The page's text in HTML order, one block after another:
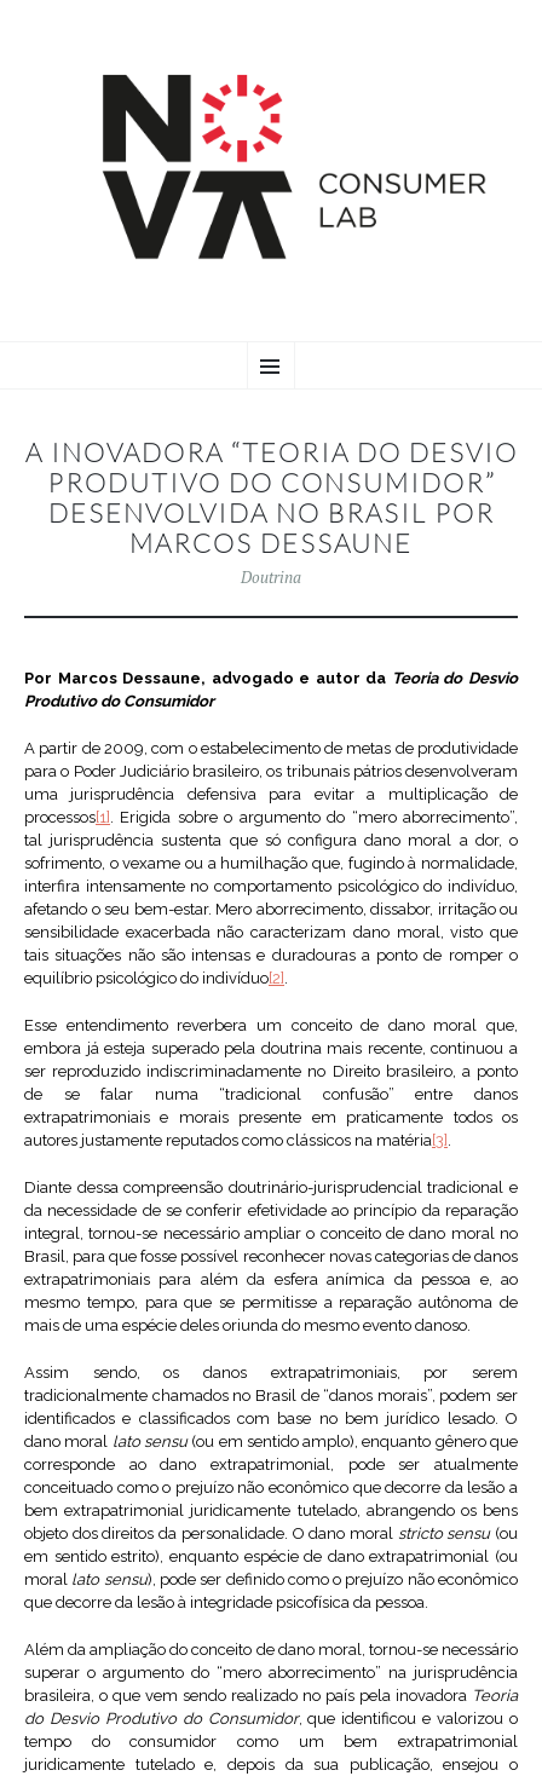
TO
A INOVADORA “TEORIA DO DESVIO
PRODUTIVO DO CONSUMIDOR”
DESENVOLVIDA NO BRASIL POR
MARCOS DESSAUNE
Doutrina
Por Marcos Dessaune, advogado e autor da Teoria do Desvio
Produtivo do Consumidor
A partir de 2009, com o estabelecimento de metas de produtividade
para o Poder Judiciário brasileiro, os tribunais pátrios desenvolveram
uma jurisprudência defensiva para evitar a multiplicação de
processos[1] . Erigida sobre o argumento do “mero aborrecimento”,
tal jurisprudência sustenta que só configura dano moral a dor, o
sofrimento, o vexame ou a humilhação que, fugindo à normalidade,
interfira intensamente no comportamento psicológico do indivíduo,
afetando o seu bem-estar. Mero aborrecimento, dissabor, irritação ou
sensibilidade exacerbada não caracterizam dano moral, visto que
tais situações não são intensas e duradouras a ponto de romper o
equilíbrio psicológico do indivíduo[2] .
Esse entendimento reverbera um conceito de dano moral que,
embora já esteja superado pela doutrina mais recente, continuou a
ser reproduzido indiscriminadamente no Direito brasileiro, a ponto
de se falar numa “tradicional confusão” entre danos
extrapatrimoniais e morais presente em praticamente todos os
autores justamente reputados como clássicos na matéria[3] .
Diante dessa compreensão doutrinário-jurisprudencial tradicional e
da necessidade de se conferir efetividade ao princípio da reparação
integral, tornou-se necessário ampliar o conceito de dano moral no
Brasil, para que fosse possível reconhecer novas categorias de danos
extrapatrimoniais para além da esfera anímica da pessoa e, ao
mesmo tempo, para que se permitisse a reparação autônoma de
mais de uma espécie deles oriunda do mesmo evento danoso.
Assim sendo, os danos extrapatrimoniais, por serem
tradicionalmente chamados no Brasil de “danos morais”, podem ser
identificados e classificados com base no bem jurídico lesado. O
dano moral lato sensu(ou em sentido amplo), enquanto gênero que
corresponde ao dano extrapatrimonial, pode ser atualmente
conceituado como o prejuízo não econômico que decorre da lesão a
bem extrapatrimonial juridicamente tutelado, abrangendo os bens
objeto dos direitos da personalidade. O dano moralstricto sensu(ou
em sentido estrito), enquanto espécie de dano extrapatrimonial (ou
moral lato sensu), pode ser definido como o prejuízo não econômico
que decorre da lesão à integridade psicofísica da pessoa.
Além da ampliação do conceito de dano moral, tornou-se necessário
superar o argumento do “mero aborrecimento” na jurisprudência
brasileira, o que vem sendo realizado no país pela inovadora Teoria
do Desvio Produtivo do Consumidor, que identificou e valorizou o
tempo do consumidor como um bem extrapatrimonial
juridicamente tutelado e, depois da sua publicação, ensejou o